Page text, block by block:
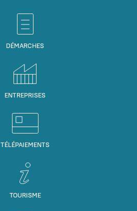
DÉMARCHES
ENTREPRISES
TÉLÉPAIEMENTS
TOURISME